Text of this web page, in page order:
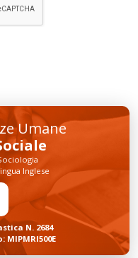
Umane
Inglese
N. 2684